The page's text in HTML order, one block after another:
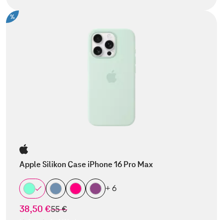
%
Apple Silikon Case iPhone 16 Pro Max
+ 6
38,50 €statt
55 €